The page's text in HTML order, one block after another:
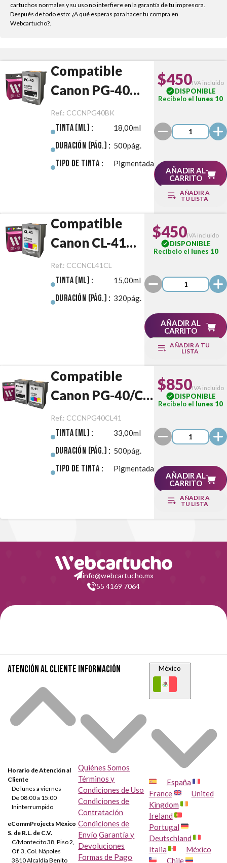
cartuchos normales y su uso no interfiere en la garantía de tu impresora.
Después de todo esto: ¿A qué esperas para hacer tu compra en
Webcartucho?.
Compatible
Canon PG-40
Negro
Ref.: CCCNPG40BK
Tinta (ml) : 18,00ml
Duración (pág.) : 500pág.
Tipo de Tinta : Pigmentada
$450IVA incluido
DISPONIBLE
Recíbelo el lunes 10
AÑADIR AL
CARRITO
AÑADIR A
TU LISTA
Compatible
Canon CL-41
Color
Ref.: CCCNCL41CL
Tinta (ml) : 15,00ml
Duración (pág.) : 320pág.
$450IVA incluido
DISPONIBLE
Recíbelo el lunes 10
AÑADIR AL
CARRITO
AÑADIR A TU
LISTA
Compatible
Canon PG-40/CL-
41 Negro/Color
Pack
Ref.: CCCNPG40CL41
Tinta (ml) : 33,00ml
Duración (pág.) : 500pág.
Tipo de Tinta : Pigmentada
$850IVA incluido
DISPONIBLE
Recíbelo el lunes 10
AÑADIR AL
CARRITO
AÑADIR A
TU LISTA
info@webcartucho.mx
55 4169 7064
Atención al cliente
Horario de Atención al
Cliente
De lunes a viernes
De 08:00 a 15:00
Ininterrumpido
eCommProjects México
S. de R.L. de C.V.
C/Montecito 38, Piso 2,
Of. 3, Col. Nápoles
3810 Alcaldía Benito
Información
Quiénes Somos
Términos y
Condiciones de Uso
Condiciones de
Contratación
Condiciones de
Envío Garantía y
Devoluciones
Formas de Pago
México
España
France
United
Kingdom
Ireland
Portugal
Deutschland
Italia
México
Chile